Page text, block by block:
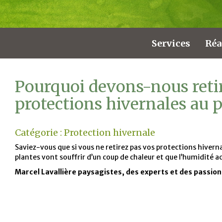
Services
Pourquoi devons-nous
protections hivernales au
Catégorie : Protection hivernale
Saviez-vous que si vous ne retirez pas vos protections
plantes vont souffrir d’un coup de chaleur et que
Marcel Lavallière paysagistes, des experts et des